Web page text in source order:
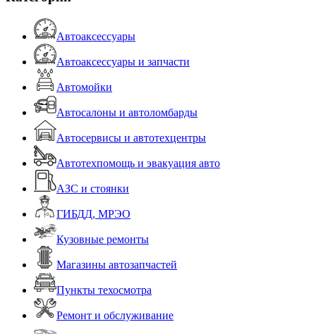
Автоаксессуары
Автоаксессуары и запчасти
Автомойки
Автосалоны и автоломбарды
Автосервисы и автотехцентры
Автотехпомощь и эвакуация авто
АЗС и стоянки
ГИБДД, МРЭО
Кузовные ремонты
Магазины автозапчастей
Пункты техосмотра
Ремонт и обслуживание